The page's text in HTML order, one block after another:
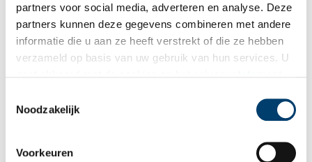
partners voor social media, adverteren en analyse. Deze
partners kunnen deze gegevens combineren met andere
informatie die u aan ze heeft verstrekt of die ze hebben
verzameld op basis van uw gebruik van hun services. U
Noodzakelijk
Voorkeuren
De Banpaal van Westwoud
Banpalen geven van oudsher de grenzen aan van een
woonplaats. Handig voor misdadigers, die verbannen waren.
die stamt uit 1754.